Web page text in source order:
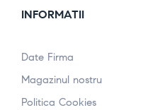
INFORMATII
Date Firma
Magazinul nostru
Politica Cookies